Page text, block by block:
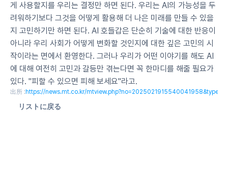
게 사용할지를 우리는 결정만 하면 된다. 우리는 AI의 가능성을 두
려워하기보다 그것을 어떻게 활용해 더 나은 미래를 만들 수 있을
지 고민하기만 하면 된다. AI 호들갑은 단순히 기술에 대한 반응이
아니라 우리 사회가 어떻게 변화할 것인지에 대한 깊은 고민의 시
작이라는 면에서 환영한다. 그러나 우리가 어떤 이야기를 해도 AI
에 대해 여전히 고민과 갈등만 겪는다면 꼭 한마디를 해줄 필요가
있다. "피할 수 있으면 피해 보세요"라고.
出所 : https://news.mt.co.kr/mtview.php?no=2025021915540041958&type=1
リストに戻る